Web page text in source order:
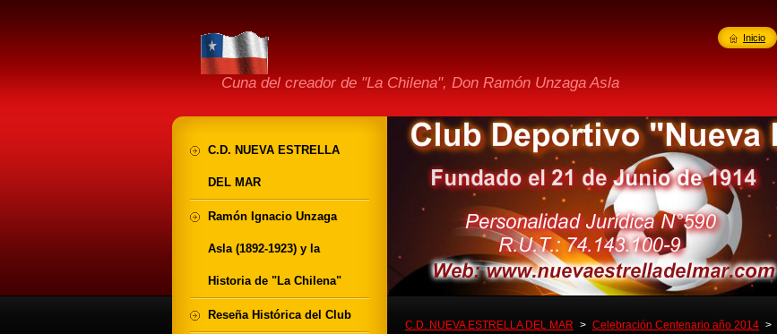
Cuna del creador de "La Chilena", Don Ramón Unzaga Asla
C.D. NUEVA ESTRELLA DEL MAR > Celebración Centenario año 2014 >
C.D. NUEVA ESTRELLA
DEL MAR
Ramón Ignacio Unzaga
Asla (1892-1923) y la
Historia de "La Chilena"
Reseña Histórica del Club
Inicio